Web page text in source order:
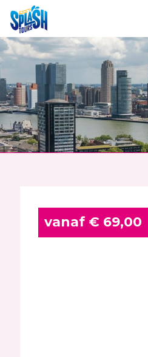
vanaf € 69,00